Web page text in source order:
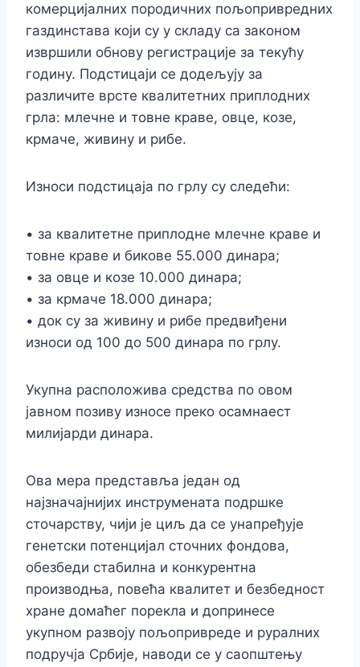
комерцијалних породичних пољопривредних
газдинстава који су у складу са законом
извршили обнову регистрације за текућу
годину. Подстицаји се додељују за
различите врсте квалитетних приплодних
грла: млечне и товне краве, овце, козе,
крмаче, живину и рибе.
Износи подстицаја по грлу су следећи:
• за квалитетне приплодне млечне краве и
товне краве и бикове 55.000 динара;
• за овце и козе 10.000 динара;
• за крмаче 18.000 динара;
• док су за живину и рибе предвиђени
износи од 100 до 500 динара по грлу.
Укупна расположива средства по овом
јавном позиву износе преко осамнаест
милијарди динара.
Ова мера представља један од
најзначајнијих инструмената подршке
сточарству, чији је циљ да се унапређује
генетски потенцијал сточних фондова,
обезбеди стабилна и конкурентна
производња, повећа квалитет и безбедност
хране домаћег порекла и допринесе
укупном развоју пољопривреде и руралних
подручја Србије, наводи се у саопштењу